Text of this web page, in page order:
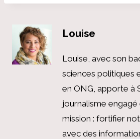
Louise
Louise, avec son
sciences politiques
en ONG, apporte à
journalisme
mission : fortifier
avec des